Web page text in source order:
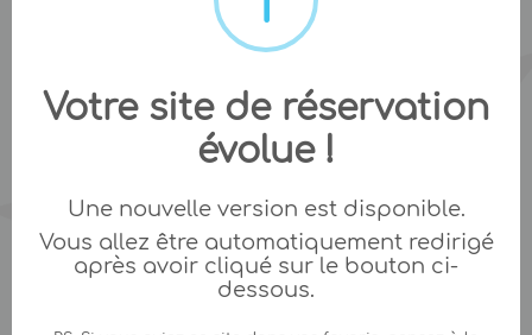
Votre site de réservation
évolue !
Une nouvelle version est disponible.
Vous allez être automatiquement redirigé
après avoir cliqué sur le bouton ci-
dessous.